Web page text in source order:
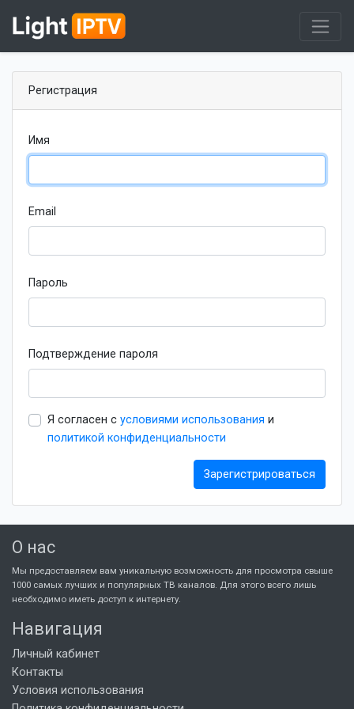
Регистрация
Имя
Email
Пароль
Подтверждение пароля
Я согласен с условиями использования и
политикой конфиденциальности
Зарегистрироваться
О нас
Мы предоставляем вам уникальную возможность для просмотра свыше
1000 самых лучших и популярных ТВ каналов. Для этого всего лишь
необходимо иметь доступ к интернету.
Навигация
Личный кабинет
Контакты
Условия использования